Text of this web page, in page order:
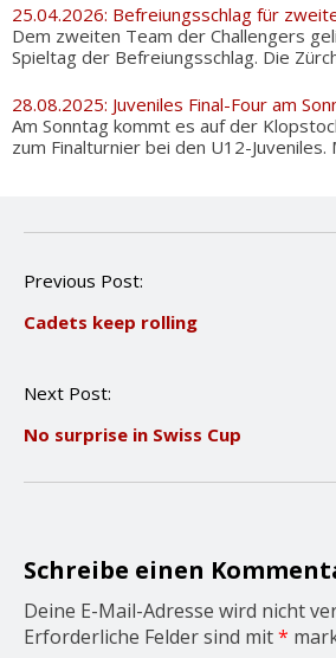
25.04.2026: Befreiungsschlag für
Dem zweiten Team der Challengers
Spieltag der Befreiungsschlag. Die
28.08.2025: Juveniles Final-Four am
Am Sonntag kommt es auf der
zum Finalturnier bei den U12-Juveniles.
P
s
a
i
o
n
Previous Post:
Cadets keep rolling
Next Post:
No surprise in Swiss Cup
Schreibe einen
Deine E-Mail-Adresse wird nicht
Erforderliche Felder sind mit*